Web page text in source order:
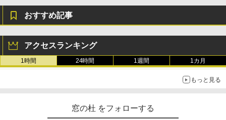
おすすめ記事
アクセスランキング
1時間 24時間 1週間 1カ月
もっと見る
窓の杜 をフォローする